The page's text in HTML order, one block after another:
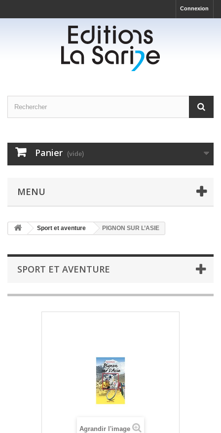
Connexion
Panier (vide)
MENU
Sport et aventure PIGNON SUR L’ASIE
SPORT ET AVENTURE
Agrandir l'image